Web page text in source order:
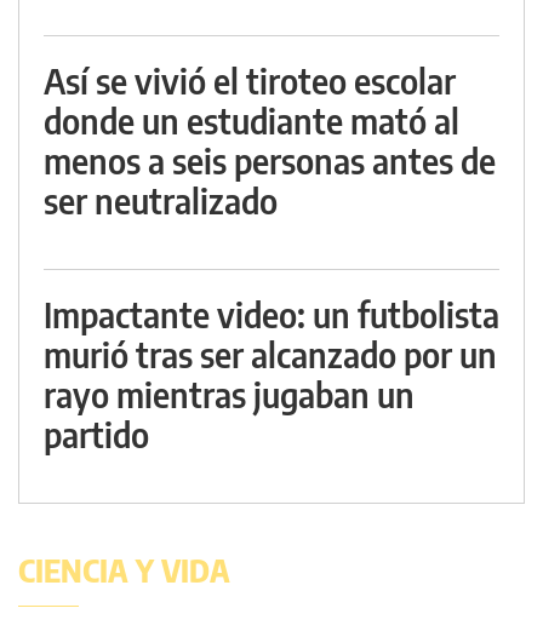
Así se vivió el tiroteo escolar
donde un estudiante mató al
menos a seis personas antes de
ser neutralizado
Impactante video: un futbolista
murió tras ser alcanzado por un
rayo mientras jugaban un
partido
CIENCIA Y VIDA